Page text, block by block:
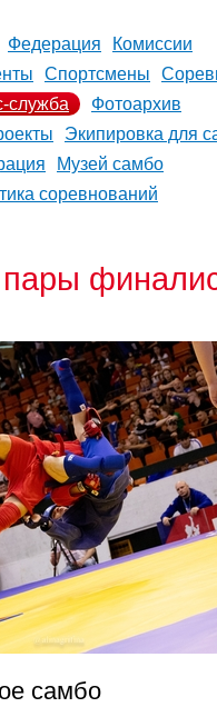
Федерация
Комиссии
Спортсмены
служба
Фотоархив
Экипировка для
Музей самбо
соревнований
самбо